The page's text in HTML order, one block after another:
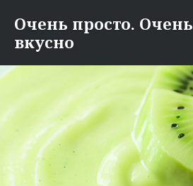
содержимому
Очень просто. Очень
вкусно